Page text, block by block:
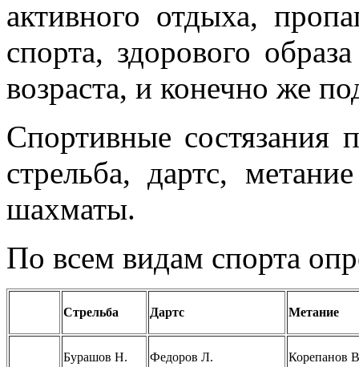
активного отдыха,
спорта, здорового
возраста, и конечно же
Спортивные состязания
стрельба, дартс,
шахматы.
По всем видам спорта
Стрельба Дартс Метание
Бурашов Н.
Федоров Л.
Корепанов